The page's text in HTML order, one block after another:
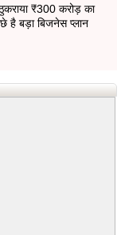
₹300 करोड़ का
बड़ा बिजनेस प्लान